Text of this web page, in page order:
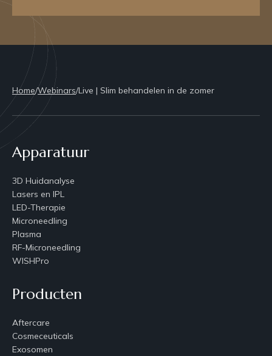
Home/Webinars/Live | Slim behandelen in de zomer
Apparatuur
3D Huidanalyse
Lasers en IPL
LED-Therapie
Microneedling
Plasma
RF-Microneedling
WISHPro
Producten
Aftercare
Cosmeceuticals
Exosomen